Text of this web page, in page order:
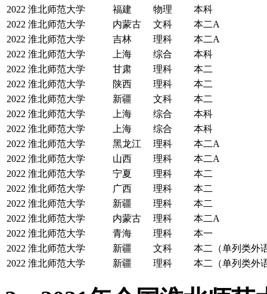
2022 淮北师范大学 福建 物理
本科
2022 淮北师范大学 内蒙古 文科
本二A
2022 淮北师范大学 吉林 理科
本二A
2022 淮北师范大学 上海 综合
本科
2022 淮北师范大学 甘肃 理科
本二
2022 淮北师范大学 陕西 理科
本二
2022 淮北师范大学 新疆 文科
本二
2022 淮北师范大学 上海 综合
本科
2022 淮北师范大学 上海 综合
本科
2022 淮北师范大学 黑龙江 理科
本二A
2022 淮北师范大学 山西 理科
本二A
2022 淮北师范大学 宁夏 理科
本二
2022 淮北师范大学 广西 理科
本二
2022 淮北师范大学 新疆 理科
本二
2022 淮北师范大学 内蒙古 理科
本二A
2022 淮北师范大学 青海 理科
本一
2022 淮北师范大学 新疆 文科
本二（单列类外
2022 淮北师范大学 新疆 理科 本二（单列类外